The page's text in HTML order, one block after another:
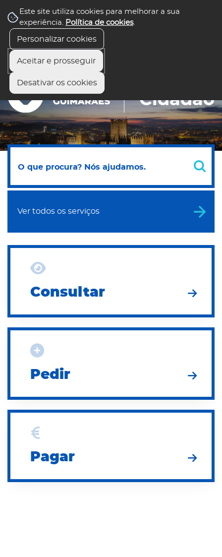
Este site utiliza cookies para melhorar a sua
experiência. Política de cookies.
Personalizar cookies
Aceitar e prosseguir
Desativar os cookies
Balcão Virtual
Todos os serviços Fale com o presidente
Cidadão
Ver todos os serviços
Consultar
Pedir
Pagar